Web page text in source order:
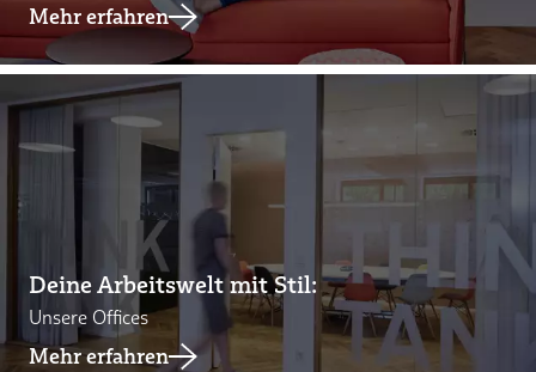
Mehr erfahren
Deine Arbeitswelt mit Stil:
Unsere Offices
Mehr erfahren